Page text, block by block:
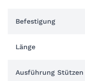
Befestigung
Länge
Ausführung Stützen